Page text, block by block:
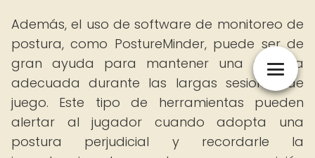
Además, el uso de software de monitoreo de
postura, como PostureMinder, puede ser de
gran ayuda para mantener una postura
adecuada durante las largas sesiones de
juego. Este tipo de herramientas pueden
alertar al jugador cuando adopta una
postura perjudicial y recordarle la